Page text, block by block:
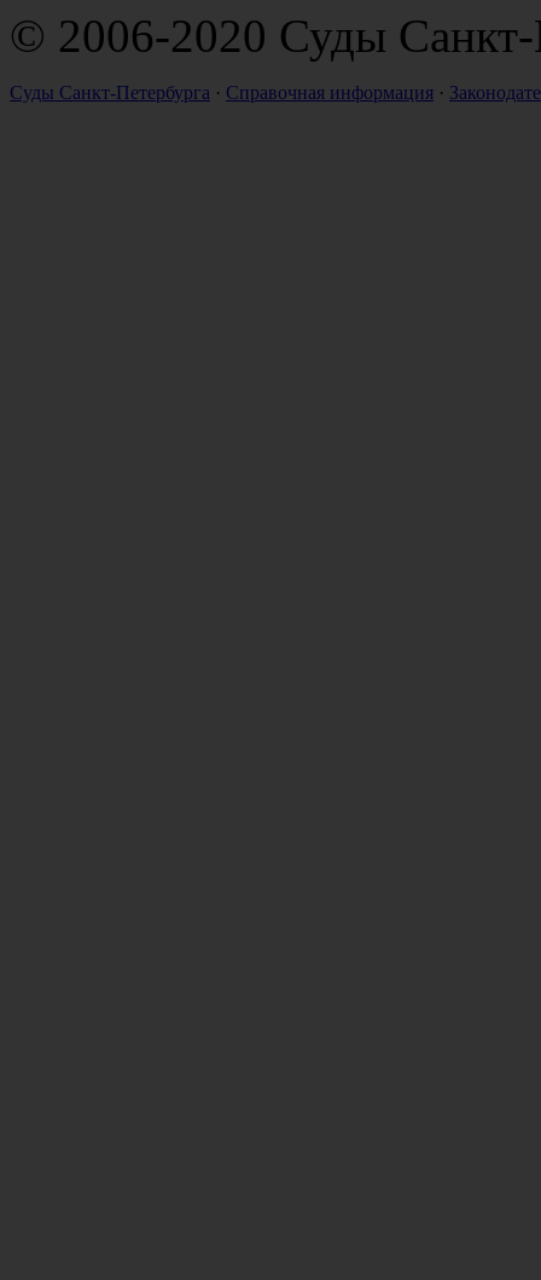
© 2006-2020 Суды Санкт-
Суды Санкт-Петербурга · Справочная информация ·